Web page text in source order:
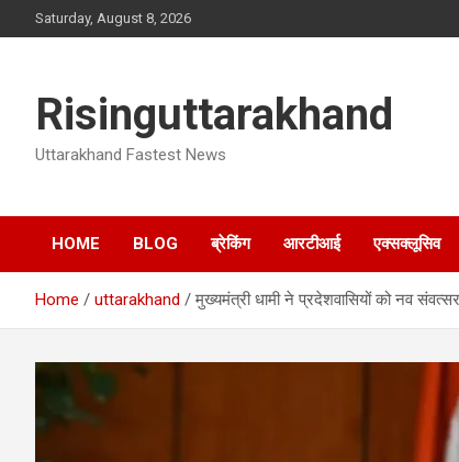
to
Saturday, August 8, 2026
Risinguttarakhand
Uttarakhand Fastest News
HOME BLOG ब्रेकिंग आरटीआई एक्सक्लूसिव
Home uttarakhand मुख्यमंत्री धामी ने प्रदेशवासियों को नव